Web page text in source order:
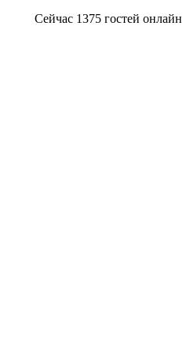
Сейчас 1375 гостей онлайн